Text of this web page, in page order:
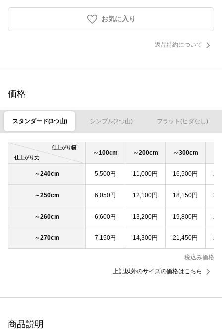
お気に入り
返品特約について
価格
スタンダード(3つ山) シンプル(2つ山) フラット(ヒダなし)
仕上がり幅
仕上がり丈
～100cm ～200cm ～300cm
～240cm 5,500円 11,000円 16,500円
～250cm 6,050円 12,100円 18,150円
～260cm 6,600円 13,200円 19,800円
～270cm 7,150円 14,300円 21,450円
税込み価格
上記以外のサイズの価格はこちら
商品説明